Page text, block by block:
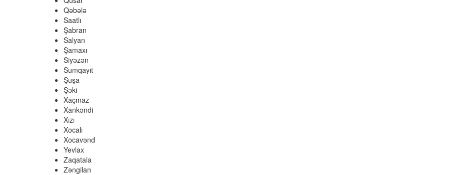
Qəbələ
Saatlı
Şabran
Salyan
Şamaxı
Siyəzən
Sumqayıt
Şuşa
Şəki
Xaçmaz
Xankəndi
Xızı
Xocalı
Xocavənd
Yevlax
Zaqatala
Zəngilan